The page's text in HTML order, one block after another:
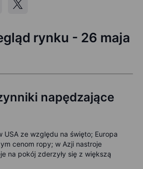
rynku - 26 maja
napędzające
USA ze względu na święto; Europa
cenom ropy; w Azji nastroje
na pokój zderzyły się z większą